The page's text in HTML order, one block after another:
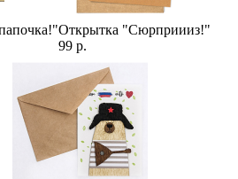
Открытка "Сюрприииз!"
99 р.